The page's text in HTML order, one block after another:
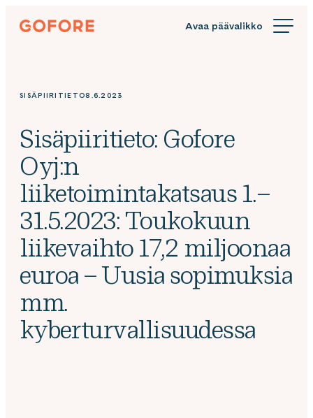
Siirry
suoraan
Gofore
knowledge
SISÄPIIRITIETO8.6.2023
Sisäpiiritieto: Gofore
Oyj:n
liiketoimintakatsaus 1.–
31.5.2023: Toukokuun
liikevaihto 17,2 miljoonaa
euroa – Uusia sopimuksia
mm.
kyberturvallisuudessa